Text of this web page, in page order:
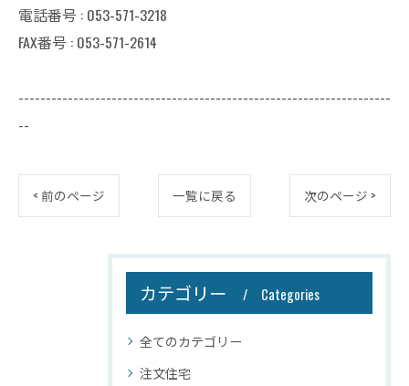
電話番号 : 053-571-3218
FAX番号 : 053-571-2614
--------------------------------------------------------------------
--
< 前のページ 一覧に戻る 次のページ >
カテゴリー Categories
全てのカテゴリー
注文住宅